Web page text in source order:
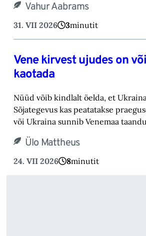
Vahur Aabrams
31. VII 2026 3minutit
Vene kirvest ujudes on
kaotada
Nüüd võib kindlalt öelda, et
Sõjategevus kas peatatakse
või Ukraina sunnib Venemaa
Ülo Mattheus
24. VII 2026 8minutit